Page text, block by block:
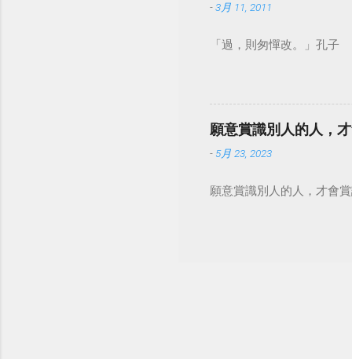
-3月 11, 2011
「過，則匆憚改。」孔子
願意賞識別人的人，
- 5月 23, 2023
願意賞識別人的人，才會